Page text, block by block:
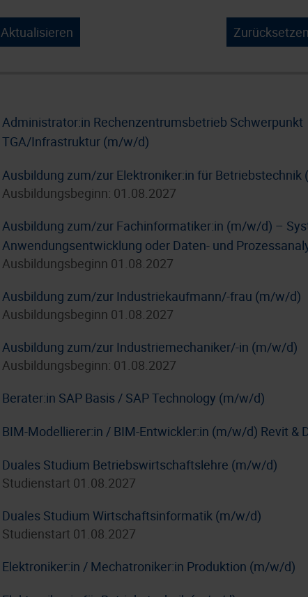
Aktualisieren Zurücksetzen
Administrator:in Rechenzentrumsbetrieb Schwerpunkt
TGA/Infrastruktur (m/w/d)
Ausbildung zum/zur Elektroniker:in für
Ausbildungsbeginn: 01.08.2027
Ausbildung zum/zur Fachinformatiker:in (m/w/d) –
Anwendungsentwicklung oder Daten- und
Ausbildungsbeginn 01.08.2027
Ausbildung zum/zur Industriekaufmann/-frau (m/w/d)
Ausbildungsbeginn 01.08.2027
Ausbildung zum/zur Industriemechaniker/-in (m/w/d)
Ausbildungsbeginn: 01.08.2027
Berater:in SAP Basis / SAP Technology (m/w/d)
BIM-Modellierer:in / BIM-Entwickler:in (m/w/d) Revit &
Duales Studium Betriebswirtschaftslehre (m/w/d)
Studienstart 01.08.2027
Duales Studium Wirtschaftsinformatik (m/w/d)
Studienstart 01.08.2027
Elektroniker:in / Mechatroniker:in Produktion (m/w/d)